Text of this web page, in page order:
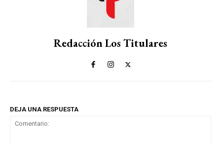
Redacción Los Titulares
DEJA UNA RESPUESTA